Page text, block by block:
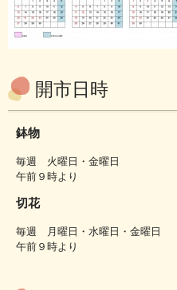
開市日時
鉢物
毎週 火曜日・金曜日
午前９時より
切花
毎週 月曜日・水曜日・金曜日
午前９時より